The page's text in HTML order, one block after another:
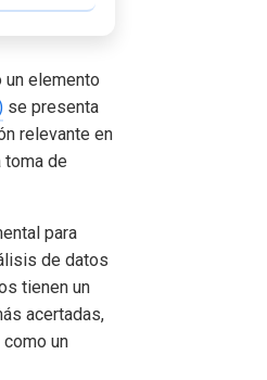
un elemento
se presenta
relevante en
de
para
de datos
tienen un
acertadas,
un